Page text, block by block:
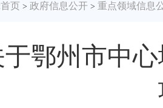
首页 > 政府信息公开 > 重点领域信息
于鄂州市中